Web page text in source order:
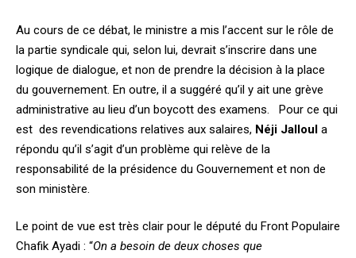
Au cours de ce débat, le ministre a mis l’accent sur le rôle de
la partie syndicale qui, selon lui, devrait s’inscrire dans une
logique de dialogue, et non de prendre la décision à la place
du gouvernement. En outre, il a suggéré qu’il y ait une grève
administrative au lieu d’un boycott des examens. Pour ce qui
est des revendications relatives aux salaires, Néji Jalloul a
répondu qu’il s’agit d’un problème qui relève de la
responsabilité de la présidence du Gouvernement et non de
son ministère.
Le point de vue est très clair pour le député du Front Populaire
Chafik Ayadi : “On a besoin de deux choses que